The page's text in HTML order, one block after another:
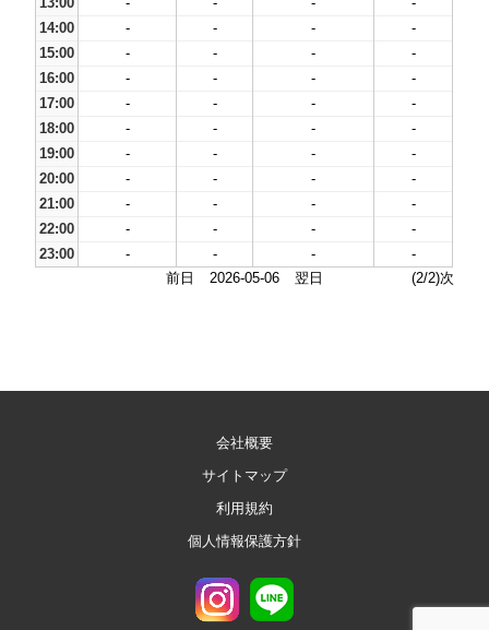
14:00
- - -
-
15:00
- - -
-
16:00
- - -
-
17:00
- - -
-
18:00
- - -
-
19:00
- - -
-
20:00
- - -
-
21:00
- - -
-
22:00
- - -
-
23:00
- - -
-
前日
2026-05-06 翌日 (2/2)次
会社概要
サイトマップ
利用規約
個人情報保護方針